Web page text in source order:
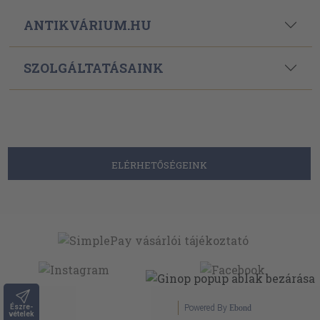
Észre-
vételek
ANTIKVÁRIUM.HU
SZOLGÁLTATÁSAINK
ELÉRHETŐSÉGEINK
Powered By Ebond